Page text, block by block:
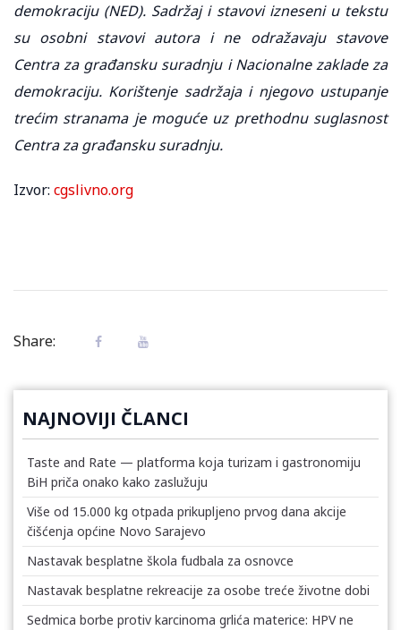
demokraciju (NED). Sadržaj i stavovi izneseni u tekstu
su osobni stavovi autora i ne odražavaju stavove
Centra za građansku suradnju i Nacionalne zaklade za
demokraciju. Korištenje sadržaja i njegovo ustupanje
trećim stranama je moguće uz prethodnu suglasnost
Centra za građansku suradnju.
Izvor: cgslivno.org
Share:
NAJNOVIJI ČLANCI
Taste and Rate — platforma koja turizam i gastronomiju
BiH priča onako kako zaslužuju
Više od 15.000 kg otpada prikupljeno prvog dana akcije
čišćenja općine Novo Sarajevo
Nastavak besplatne škola fudbala za osnovce
Nastavak besplatne rekreacije za osobe treće životne dobi
Sedmica borbe protiv karcinoma grlića materice: HPV ne